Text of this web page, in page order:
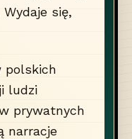
się,
polskich
ludzi
prywatnych
narracje